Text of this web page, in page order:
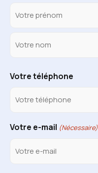
Votre téléphone
Votre e-mail (Nécessaire)